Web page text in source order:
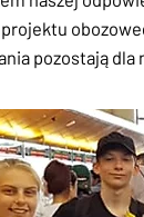
projektu
pozostają